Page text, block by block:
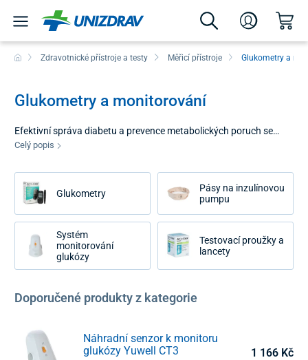
Zdravotnické přístroje a testy Měřicí přístroje Glukometry a
Glukometry a monitorování
Efektivní správa diabetu a prevence metabolických poruch se
dnes opírá o precizní techniku ​​a komfort uživatele. Sortiment v
výběr nástrojů pro sledování glykémie, které vyhovují různým a
potřebám. Ať už hledáte tradiční metody s vysokou přesností
nebo vás zajímají nejnovější trendy v podobě neinvazivního
měření, u nás si zaručeně vyberete.
Celý popis
Glukometry
Pásy na inzulínovou
pumpu
Systém
monitorování
glukózy
Testovací proužky a
lancety
Doporučené produkty z kategorie
Náhradní senzor k monitoru
glukózy Yuwell CT3
1 166 Kč